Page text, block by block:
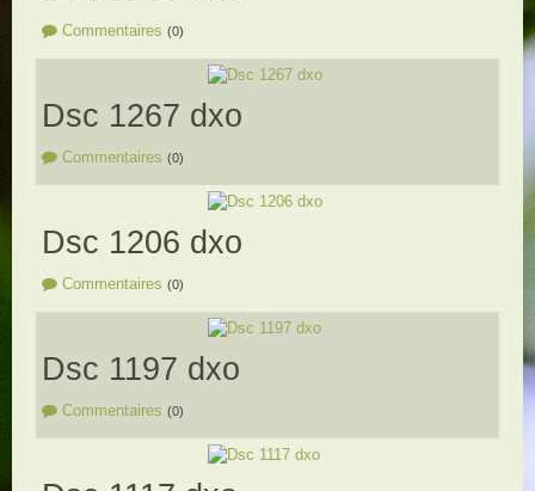
Commentaires (0)
Dsc 1267 dxo
Commentaires (0)
Dsc 1206 dxo
Commentaires (0)
Dsc 1197 dxo
Commentaires (0)